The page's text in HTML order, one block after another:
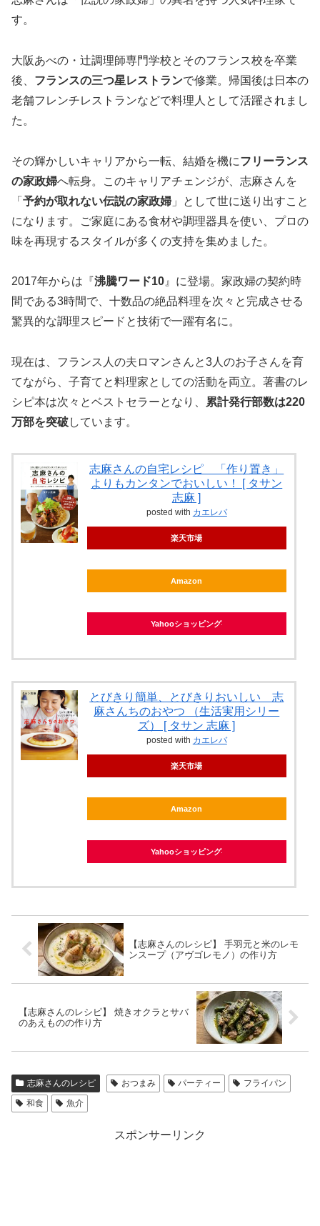
す。
大阪あべの・辻調理師専門学校とそのフランス校を卒業
後、 フランスの三つ星レストランで修業。帰国後は日本の
老舗フレンチレストランなどで料理人として活躍されまし
た。
その輝かしいキャリアから一転、結婚を機にフリーランス
の家政婦へ転身。このキャリアチェンジが、志麻さんを
「 予約が取れない伝説の家政婦 」として世に送り出すこと
になります。ご家庭にある食材や調理器具を使い、プロの
味を再現するスタイルが多くの支持を集めました。
2017年からは『 沸騰ワード10』に登場。家政婦の契約時
間である3時間で、十数品の絶品料理を次々と完成させる
驚異的な調理スピードと技術で一躍有名に。
現在は、フランス人の夫ロマンさんと3人のお子さんを育
てながら、子育てと料理家としての活動を両立。著書のレ
シピ本は次々とベストセラーとなり、
累計発行部数は220
万部を突破しています。
志麻さんの自宅レシピ 「作り置き」
よりもカンタンでおいしい！ [ タサン
志麻 ]
posted with カエレバ
楽天市場
Amazon
Yahooショッピング
とびきり簡単、とびきりおいしい 志
麻さんちのおやつ （生活実用シリー
ズ） [ タサン 志麻 ]
posted with カエレバ
楽天市場
Amazon
Yahooショッピング
【志麻さんのレシピ】 手羽元と米のレモ
ンスープ（アヴゴレモノ）の作り方
【志麻さんのレシピ】 焼きオクラとサバ
のあえものの作り方
志麻さんのレシピ おつまみ パーティー
フライパン
和食
魚介
スポンサーリンク